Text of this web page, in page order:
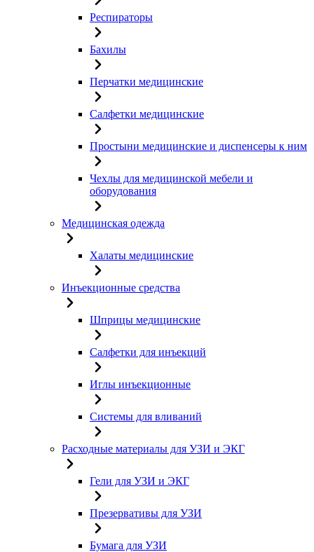
Респираторы
Бахилы
Перчатки медицинские
Салфетки медицинские
Простыни медицинские и диспенсеры к ним
Чехлы для медицинской мебели и
оборудования
Медицинская одежда
Халаты медицинские
Инъекционные средства
Шприцы медицинские
Салфетки для инъекций
Иглы инъекционные
Системы для вливаний
Расходные материалы для УЗИ и ЭКГ
Гели для УЗИ и ЭКГ
Презервативы для УЗИ
Бумага для УЗИ